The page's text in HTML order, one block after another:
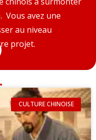
Vous avez une
au niveau
projet.
CULTURE CHINOISE